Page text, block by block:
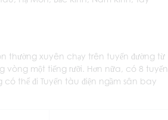
thường xuyên chạy trên tuyến đường từ
vòng một tiếng rưỡi. Hơn nữa, có 8 tuyến
thể đi Tuyến tàu điện ngầm sân bay